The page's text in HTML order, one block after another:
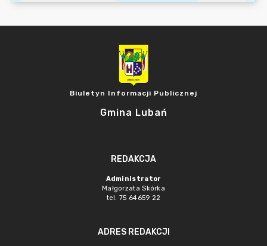
Biuletyn Informacji Publicznej
Gmina Lubań
REDAKCJA
Administrator
Małgorzata Skórka
tel. 75 64659 22
ADRES REDAKCJI